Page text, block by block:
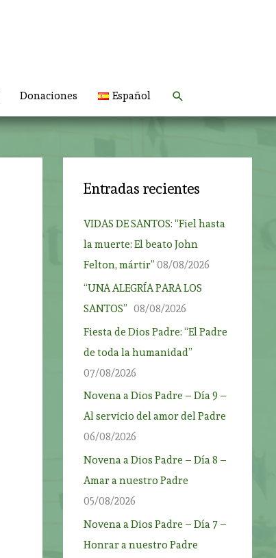
Donaciones Español Buscar
Entradas recientes
VIDAS DE SANTOS: “Fiel hasta
la muerte: El beato John
Felton, mártir” 08/08/2026
“UNA ALEGRÍA PARA LOS
SANTOS” 08/08/2026
Fiesta de Dios Padre: “El Padre
de toda la humanidad”
07/08/2026
Novena a Dios Padre – Día 9 –
Al servicio del amor del Padre
06/08/2026
Novena a Dios Padre – Día 8 –
Amar a nuestro Padre
05/08/2026
Novena a Dios Padre – Día 7 –
Honrar a nuestro Padre